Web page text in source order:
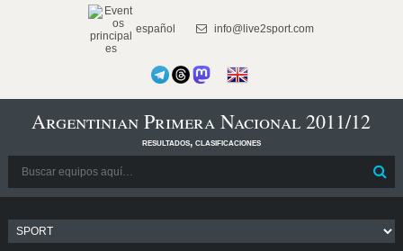
español info@live2sport.com
Argentinian Primera Nacional 2011/12
resultados, clasificaciones